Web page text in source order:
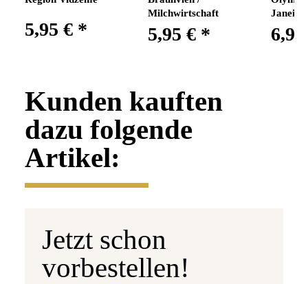
5,95 € *
Milchwirtschaft
5,95 € *
Janeiro
Kunden kauften
dazu folgende
Artikel:
Jetzt schon
vorbestellen!